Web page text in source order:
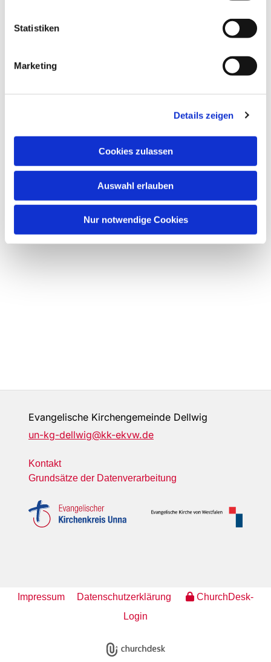
Statistiken
Marketing
Details zeigen
Cookies zulassen
Auswahl erlauben
Nur notwendige Cookies
Dies könnte Sie auch
Evangelische Kirchengemeinde Dellwig
un-kg-dellwig@kk-ekvw.de
Kontakt
Grundsätze der Datenverarbeitung
Impressum Datenschutzerklärung
ChurchDesk-
Login